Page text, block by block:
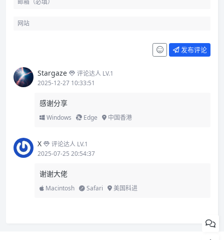
发布评论
Stargaze
评论达人 LV.1
2025-12-27 10:33:51
感谢分享
Windows Edge 中国香港
X
评论达人 LV.1
2025-07-25 20:54:37
谢谢大佬
Macintosh Safari 美国科进